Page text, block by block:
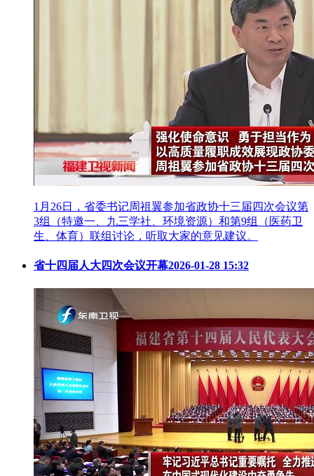
1月26日，省委书记周祖翼参加省政协十三届四次会议第
3组（特邀一、九三学社、环境资源）和第9组（医药卫
生、体育）联组讨论，听取大家的意见建议。
省十四届人大四次会议开幕2026-01-28 15:32